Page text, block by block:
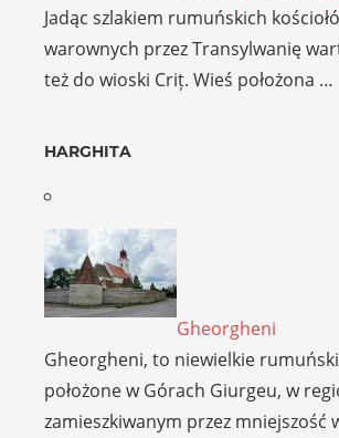
Jadąc szlakiem rumuńskich
warownych przez Transylwanię
też do wioski Criț. Wieś położona …
HARGHITA
Gheorgheni
Gheorgheni, to niewielkie
położone w Górach Giurgeu, w
zamieszkiwanym przez mniejszość